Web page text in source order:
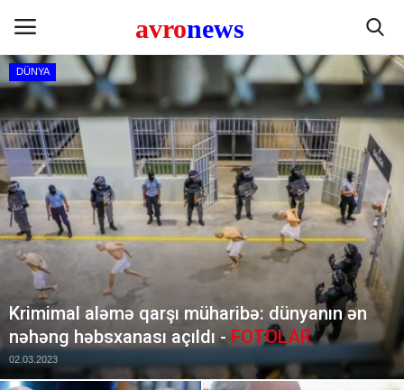
Contact
SİYASƏT
İQTİSADİYYAT
CƏMİYYƏT
HÜQUQ
GÜNDƏM
DÜNYA
Krimimal aləmə qarşı müharibə: dünyanın ən
nəhəng həbsxanası açıldı - FOTOLAR
02.03.2023